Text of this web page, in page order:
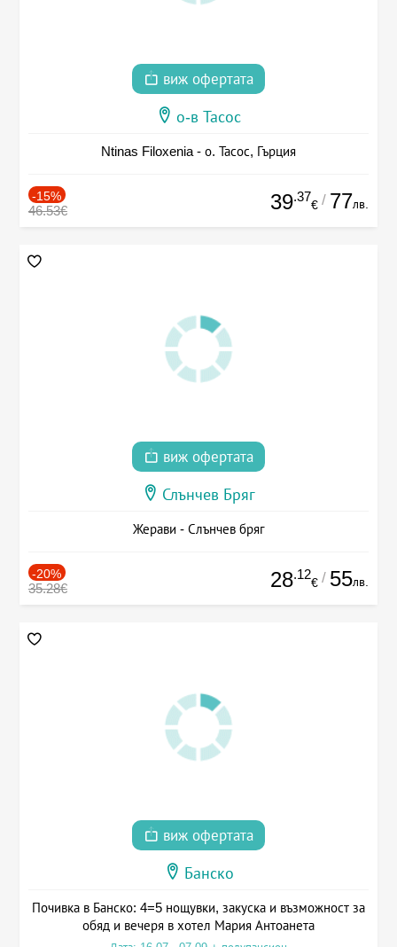
виж офертата
о-в Тасос
Ntinas Filoxenia - о. Тасос, Гърция
-15%
46.53€ 39.37
€ / 77лв.
виж офертата
Слънчев Бряг
Жерави - Слънчев бряг
-20%
35.28€ 28.12
€ / 55лв.
виж офертата
Банско
Почивка в Банско: 4=5 нощувки, закуска и възможност за
обяд и вечеря в хотел Мария Антоанета